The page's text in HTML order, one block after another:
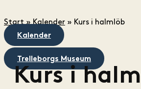
Start»Kalender » Kurs i halmlöb
Kalender
Trelleborgs Museum
Kurs i